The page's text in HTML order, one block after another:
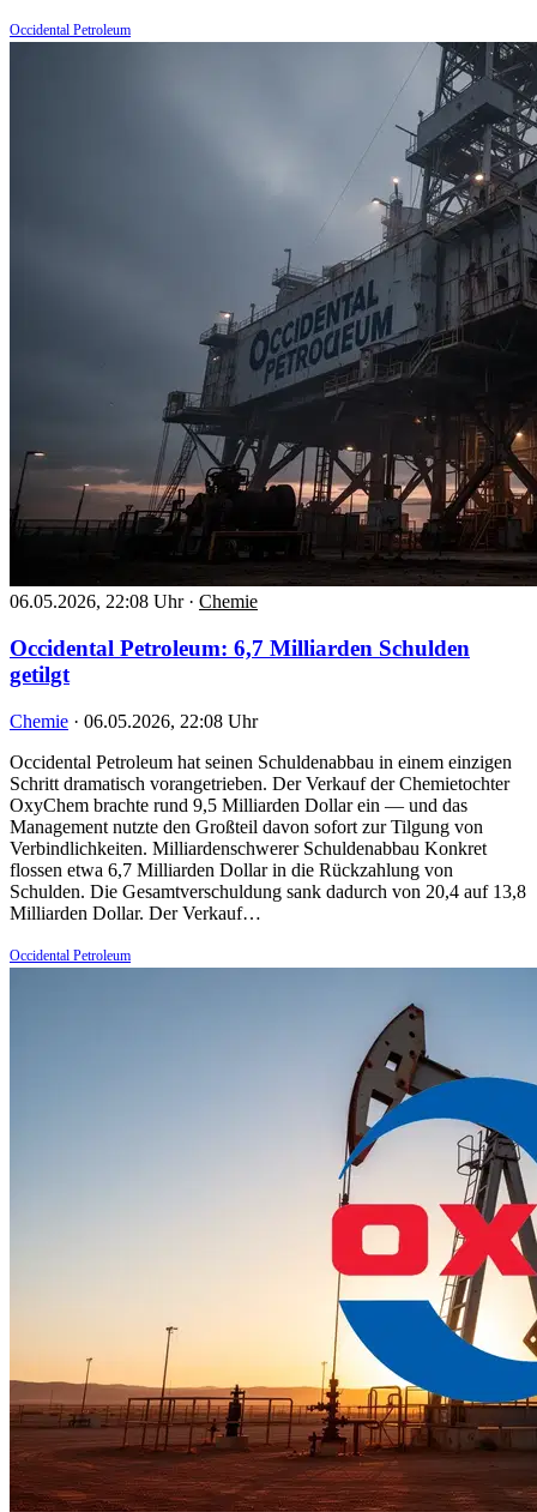
Occidental Petroleum
06.05.2026, 22:08 Uhr · Chemie
Occidental Petroleum: 6,7 Milliarden Schulden
getilgt
Chemie · 06.05.2026, 22:08 Uhr
Occidental Petroleum hat seinen Schuldenabbau in einem einzigen
Schritt dramatisch vorangetrieben. Der Verkauf der Chemietochter
OxyChem brachte rund 9,5 Milliarden Dollar ein — und das
Management nutzte den Großteil davon sofort zur Tilgung von
Verbindlichkeiten. Milliardenschwerer Schuldenabbau Konkret
flossen etwa 6,7 Milliarden Dollar in die Rückzahlung von
Schulden. Die Gesamtverschuldung sank dadurch von 20,4 auf 13,8
Milliarden Dollar. Der Verkauf…
Occidental Petroleum